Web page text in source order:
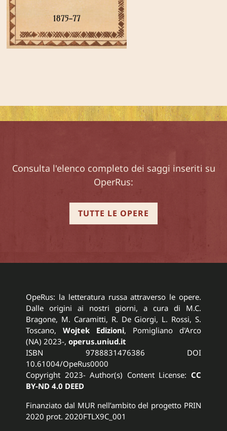
Consulta l'elenco completo dei saggi inseriti su
OperRus:
TUTTE LE OPERE
OpeRus: la letteratura russa attraverso le opere.
Dalle origini ai nostri giorni, a cura di M.C.
Bragone, M. Caramitti, R. De Giorgi, L. Rossi, S.
Toscano,Wojtek Edizioni, Pomigliano d'Arco
(NA) 2023-,operus.uniud.it
ISBN 9788831476386 DOI
10.61004/OpeRus0000
Copyright 2023- Author(s) Content License: CC
BY-ND 4.0 DEED
Finanziato dal MUR nell’ambito del progetto PRIN
2020 prot. 2020FTLX9C_001